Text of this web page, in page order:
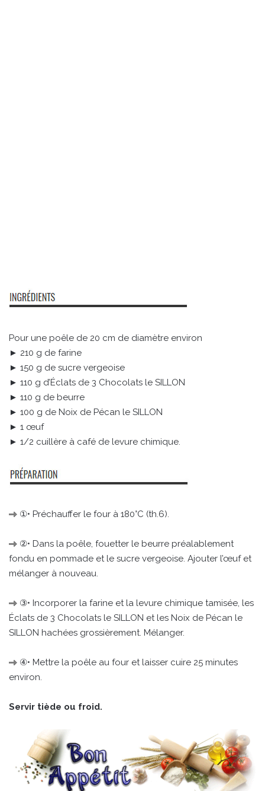
Pour une poêle de 20 cm de diamètre environ
► 210 g de farine
► 150 g de sucre vergeoise
► 110 g d’Éclats de 3 Chocolats le SILLON
► 110 g de beurre
► 100 g de Noix de Pécan le SILLON
► 1 œuf
► 1/2 cuillère à café de levure chimique.
①• Préchauffer le four à 180°C (th.6).
②• Dans la poêle, fouetter le beurre préalablement
fondu en pommade et le sucre vergeoise. Ajouter l’œuf et
mélanger à nouveau.
③• Incorporer la farine et la levure chimique tamisée, les
Éclats de 3 Chocolats le SILLON et les Noix de Pécan le
SILLON hachées grossièrement. Mélanger.
④• Mettre la poêle au four et laisser cuire 25 minutes
environ.
Servir tiède ou froid.